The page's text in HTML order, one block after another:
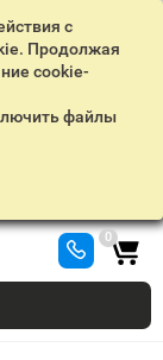
с
Продолжая
cookie-
файлы
0